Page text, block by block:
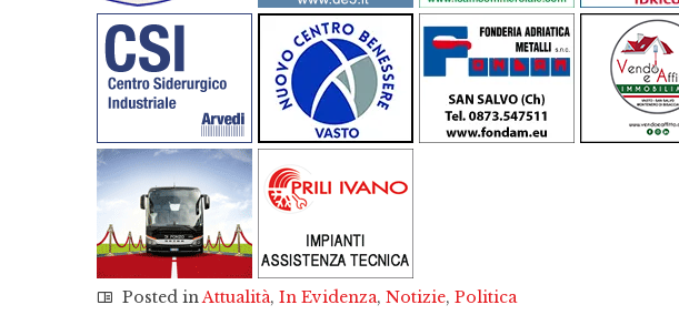
Posted inAttualità, In Evidenza, Notizie, Politica